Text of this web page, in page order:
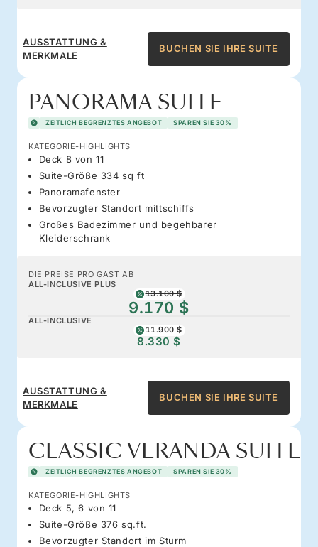
AUSSTATTUNG &
MERKMALE
BUCHEN SIE IHRE SUITE
PANORAMA SUITE
ZEITLICH BEGRENZTES ANGEBOT SPAREN SIE 30%
KATEGORIE-HIGHLIGHTS
Deck 8 von 11
Suite-Größe 334 sq ft
Panoramafenster
Bevorzugter Standort mittschiffs
Großes Badezimmer und begehbarer
Kleiderschrank
DIE PREISE PRO GAST AB
ALL-INCLUSIVE PLUS
13.100 $
9.170 $
ALL-INCLUSIVE
11.900 $
8.330 $
AUSSTATTUNG &
MERKMALE
BUCHEN SIE IHRE SUITE
CLASSIC VERANDA SUITE
ZEITLICH BEGRENZTES ANGEBOT SPAREN SIE 30%
KATEGORIE-HIGHLIGHTS
Deck 5, 6 von 11
Suite-Größe 376 sq.ft.
Bevorzugter Standort im Sturm